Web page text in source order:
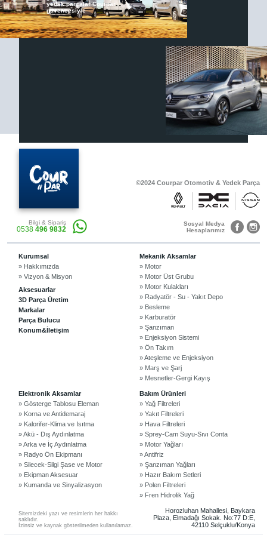
Otomobil, Suv, arazi ve ticari araçlar için
gerekli sarf malzemeler Courpar’da
3D baskı teknolojisiyle üretiyor,
müşterilerimize çözüm sunuyoruz.
©2024 Courpar Otomotiv & Yedek Parça
Renault & Dacia Araçlarınızda
Yedek Parça Çözümleri için
En Güvenilir Destek Noktası
yedek parçalar Courpar
güvencesiyle
©2024 Courpar Otomotiv & Yedek Parça
Bilgi & Sipariş
0538 496 9832
Sosyal Medya
Hesaplarımız
Sitemizdeki yazı ve resimlerin her hakkı
saklıdır.
İzinsiz ve kaynak gösterilmeden kullanılamaz.
Horozluhan Mahallesi, Baykara
Plaza, Elmadağı Sokak. No:77 D:E,
42110 Selçuklu/Konya
Kurumsal
» Hakkımızda
» Vizyon & Misyon
Aksesuarlar
3D Parça Üretim
Markalar
Parça Bulucu
Konum&İletişim
Mekanik Aksamlar
» Motor
» Motor Üst Grubu
» Motor Kulakları
» Radyatör - Su - Yakıt Depo
» Besleme
» Karburatör
» Şanzıman
» Enjeksiyon Sistemi
» Ön Takım
» Ateşleme ve Enjeksiyon
» Marş ve Şarj
» Mesnetler-Gergi Kayış
Elektronik Aksamlar
» Gösterge Tablosu Eleman
» Korna ve Antidemaraj
» Kalorifer-Klima ve Isıtma
» Akü - Dış Aydınlatma
» Arka ve İç Aydınlatma
» Radyo Ön Ekipmanı
» Silecek-Silgi Şase ve Motor
» Ekipman Aksesuar
» Kumanda ve Sinyalizasyon
Bakım Ürünleri
» Yağ Filtreleri
» Yakıt Filtreleri
» Hava Filtreleri
» Sprey-Cam Suyu-Sıvı Conta
» Motor Yağları
» Antifriz
» Şanzıman Yağları
» Hazır Bakım Setleri
» Polen Filtreleri
» Fren Hidrolik Yağ